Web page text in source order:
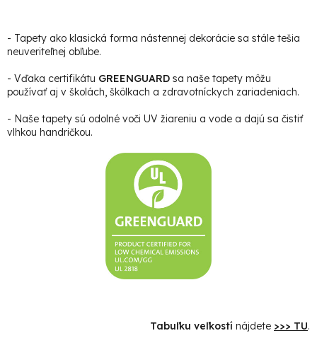
- Tapety ako klasická forma nástennej dekorácie sa stále tešia
neuveriteľnej obľube.
- Vďaka certifikátu GREENGUARD sa naše tapety môžu
používať aj v školách, škôlkach a zdravotníckych zariadeniach.
- Naše tapety sú odolné voči UV žiareniu a vode a dajú sa čistiť
vlhkou handričkou.
Tabuľku veľkostí nájdete >>> TU.